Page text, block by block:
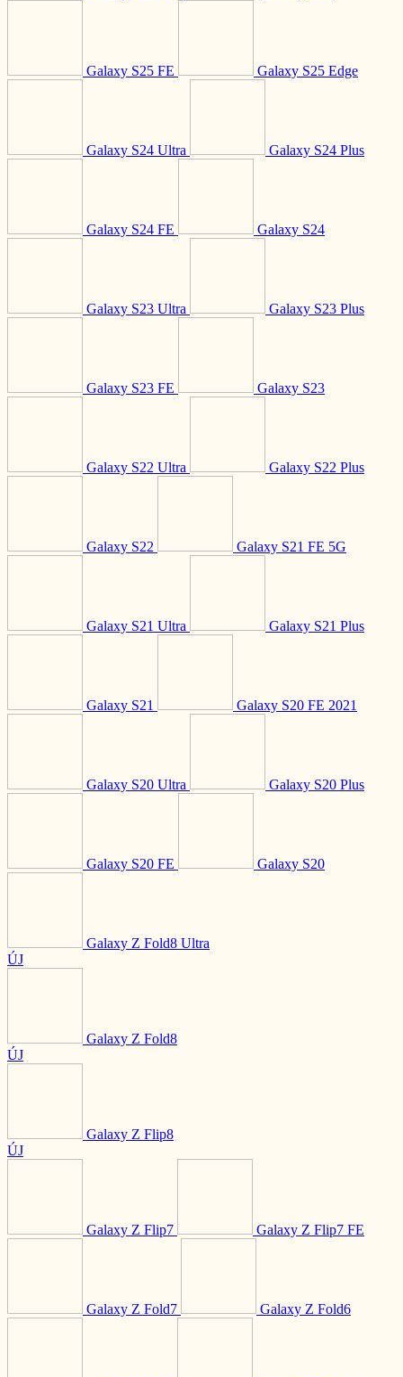
Galaxy S25 FE Galaxy S25 Edge
Galaxy S24 Ultra Galaxy S24 Plus
Galaxy S24 FE Galaxy S24
Galaxy S23 Ultra Galaxy S23 Plus
Galaxy S23 FE Galaxy S23
Galaxy S22 Ultra Galaxy S22 Plus
Galaxy S22 Galaxy S21 FE 5G
Galaxy S21 Ultra Galaxy S21 Plus
Galaxy S21 Galaxy S20 FE 2021
Galaxy S20 Ultra Galaxy S20 Plus
Galaxy S20 FE Galaxy S20
Galaxy Z Fold8 Ultra
ÚJ
Galaxy Z Fold8
ÚJ
Galaxy Z Flip8
ÚJ
Galaxy Z Flip7 Galaxy Z Flip7 FE
Galaxy Z Fold7 Galaxy Z Fold6